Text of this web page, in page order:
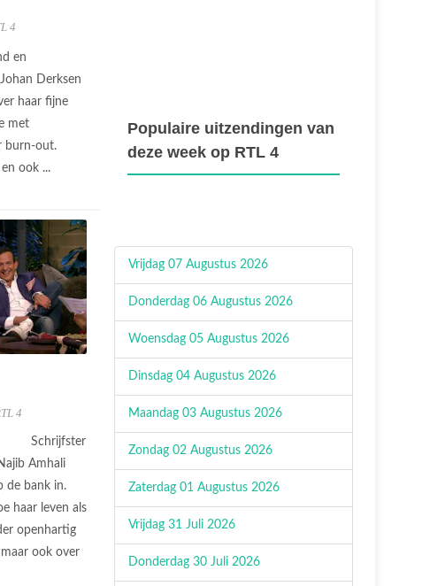
4
en
Derksen
haar fijne
met
burn-out.
ook ...
4
Schrijfster
Amhali
de bank in.
haar leven als
openhartig
ook over
Populaire uitzendingen van
deze week op RTL 4
Vrijdag 07 Augustus 2026
Donderdag 06 Augustus 2026
Woensdag 05 Augustus 2026
Dinsdag 04 Augustus 2026
Maandag 03 Augustus 2026
Zondag 02 Augustus 2026
Zaterdag 01 Augustus 2026
Vrijdag 31 Juli 2026
Donderdag 30 Juli 2026